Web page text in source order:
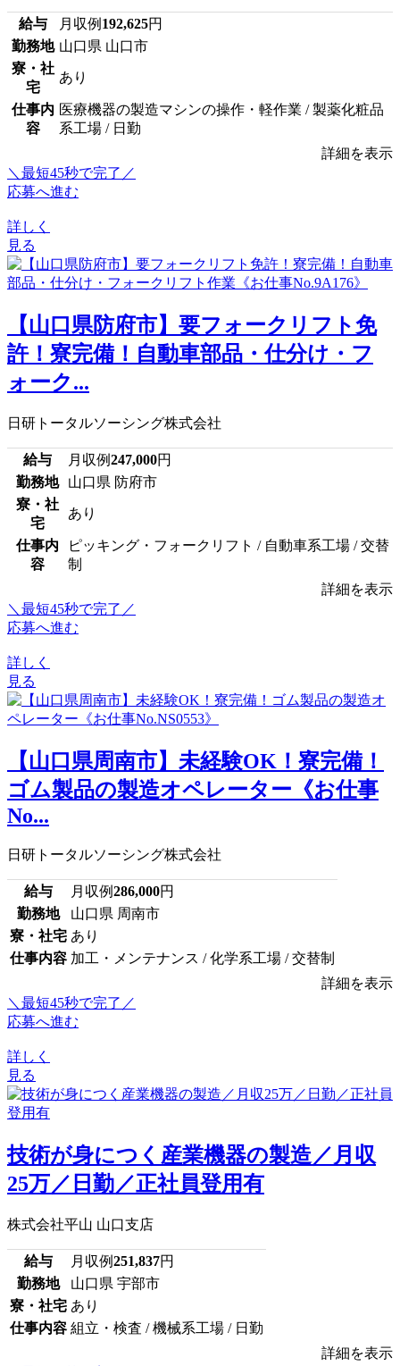
給与 月収例 192,625円
勤務地 山口県 山口市
寮・社
宅
あり
仕事内
容
医療機器の製造マシンの操作・軽作業 / 製薬化粧品
系工場 / 日勤
詳細を表示
＼最短45秒で完了／
応募へ進む
詳しく
見る
【山口県防府市】要フォークリフト免
許！寮完備！自動車部品・仕分け・フ
ォーク...
日研トータルソーシング株式会社
給与 月収例247,000円
勤務地
山口県 防府市
寮・社
宅
あり
仕事内
容
ピッキング・フォークリフト / 自動車系工場 / 交替
制
詳細を表示
＼最短45秒で完了／
応募へ進む
詳しく
見る
【山口県周南市】未経験OK！寮完備！
ゴム製品の製造オペレーター《お仕事
No...
日研トータルソーシング株式会社
給与 月収例286,000円
勤務地
山口県 周南市
寮・社宅 あり
仕事内容 加工・メンテナンス / 化学系工場 / 交替制
詳細を表示
＼最短45秒で完了／
応募へ進む
詳しく
見る
技術が身につく産業機器の製造／月収
25万／日勤／正社員登用有
株式会社平山 山口支店
給与 月収例251,837円
勤務地
山口県 宇部市
寮・社宅 あり
仕事内容 組立・検査 / 機械系工場 / 日勤
詳細を表示